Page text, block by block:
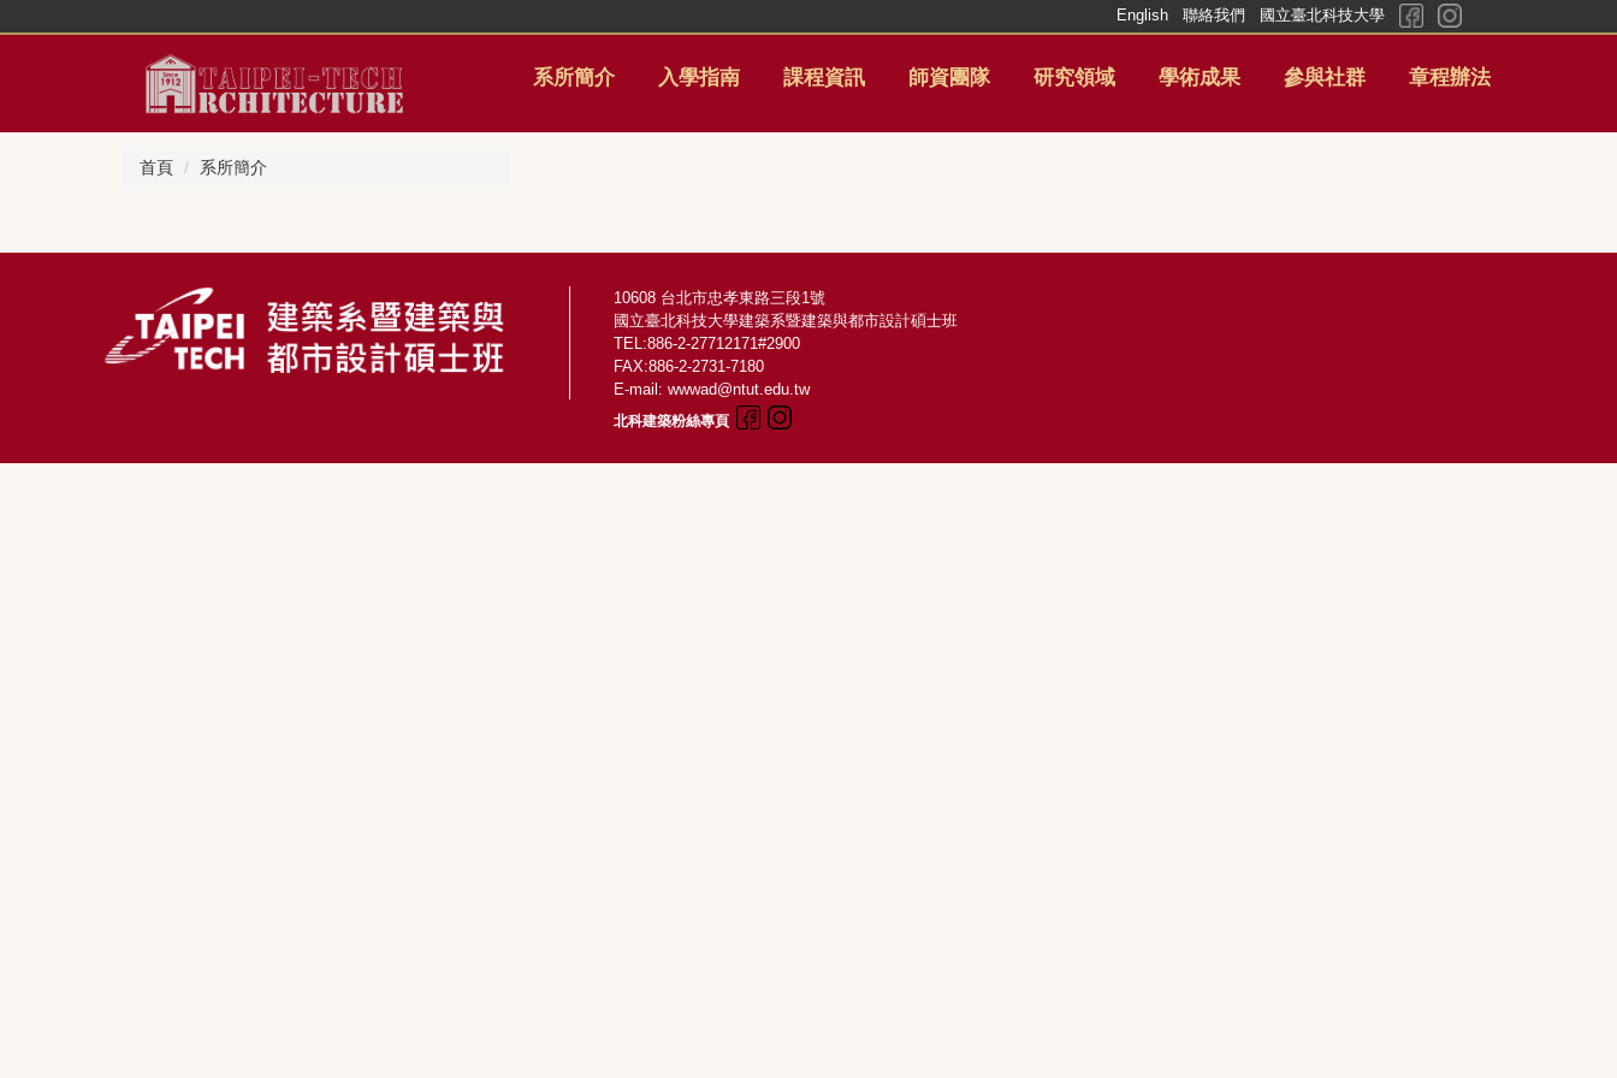
系所簡介 入學指南 課程資訊 師資團隊 研究領域 學術成果 參與社群 章程辦法
English 聯絡我們 國立臺北科技大學
首頁 系所簡介
10608 台北市忠孝東路三段1號
國立臺北科技大學建築系暨建築與都市設計碩士班
TEL:886-2-27712171#2900
FAX:886-2-2731-7180
E-mail: wwwad@ntut.edu.tw
北科建築粉絲專頁